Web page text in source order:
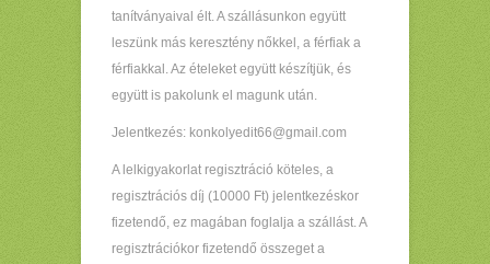
tanítványaival élt. A szállásunkon együtt
leszünk más keresztény nőkkel, a férfiak a
férfiakkal. Az ételeket együtt készítjük, és
együtt is pakolunk el magunk után.
Jelentkezés: konkolyedit66@gmail.com
A lelkigyakorlat regisztráció köteles, a
regisztrációs díj (10000 Ft) jelentkezéskor
fizetendő, ez magában foglalja a szállást. A
regisztrációkor fizetendő összeget a